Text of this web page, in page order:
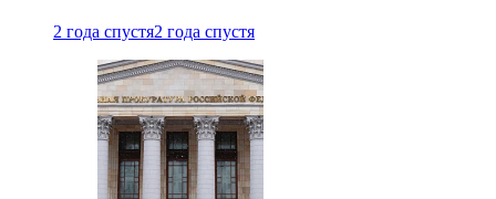
2 года спустя2 года спустя